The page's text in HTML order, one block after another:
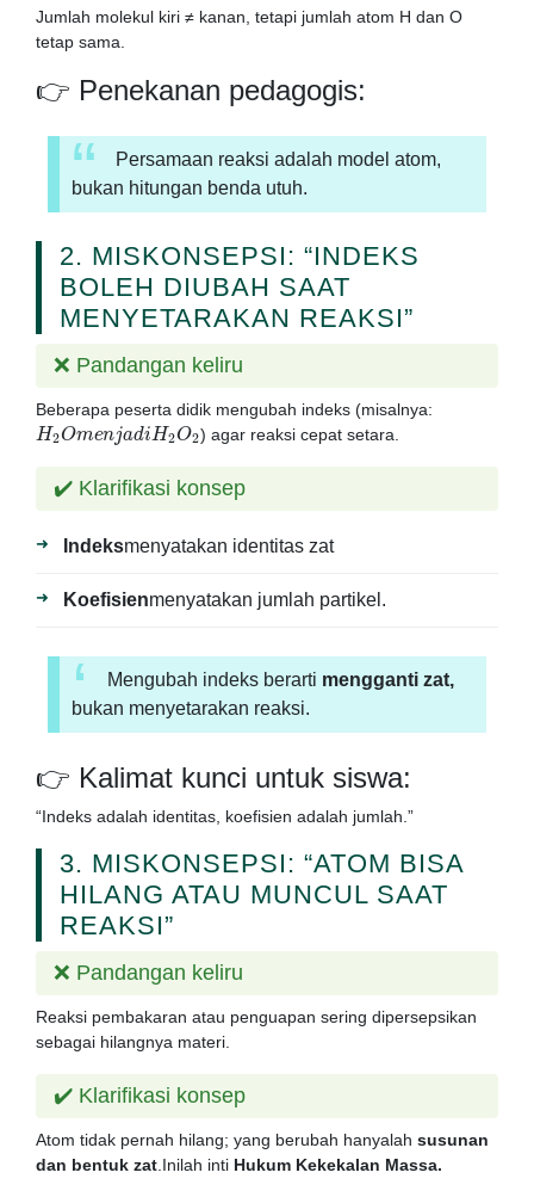
Jumlah molekul kiri ≠ kanan, tetapi jumlah atom H dan O
tetap sama.
👉 Penekanan pedagogis:
Persamaan reaksi adalah model atom,
bukan hitungan benda utuh.
2. MISKONSEPSI: “INDEKS
BOLEH DIUBAH SAAT
MENYETARAKAN REAKSI”
❌ Pandangan keliru
Beberapa peserta didik mengubah indeks (misalnya:
H2Omen jadiH2O2) agar reaksi cepat setara.
✔️ Klarifikasi konsep
Indeksmenyatakan identitas zat
Koefisienmenyatakan jumlah partikel.
Mengubah indeks berarti mengganti zat,
bukan menyetarakan reaksi.
👉 Kalimat kunci untuk siswa:
“Indeks adalah identitas, koefisien adalah jumlah.”
3. MISKONSEPSI: “ATOM BISA
HILANG ATAU MUNCUL SAAT
REAKSI”
❌ Pandangan keliru
Reaksi pembakaran atau penguapan sering dipersepsikan
sebagai hilangnya materi.
✔️ Klarifikasi konsep
Atom tidak pernah hilang; yang berubah hanyalah susunan
dan bentuk zat .Inilah inti Hukum Kekekalan Massa.